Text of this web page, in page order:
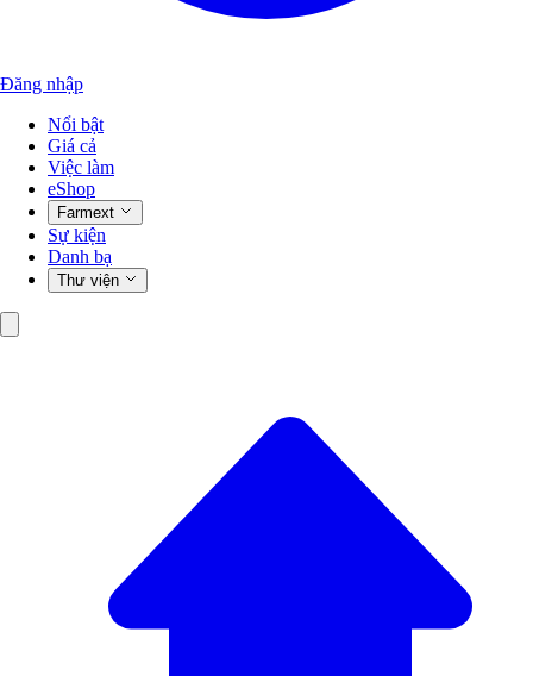
Đăng nhập
Nổi bật
Giá cả
Việc làm
eShop
Farmext
Sự kiện
Danh bạ
Thư viện